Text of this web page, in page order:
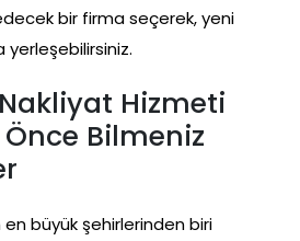
bir firma seçerek, yeni
yerleşebilirsiniz.
Hizmeti
Bilmeniz
en büyük şehirlerinden biri